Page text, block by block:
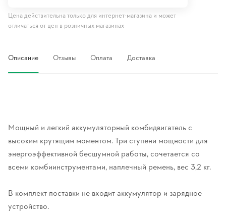
Цена действительна только для интернет-магазина и может
отличаться от цен в розничных магазинах
Описание Отзывы Оплата Доставка
Мощный и легкий аккумуляторный комбидвигатель с
высоким крутящим моментом. Три ступени мощности для
энергоэффективной бесшумной работы, сочетается со
всеми комбиинструментами, наплечный ремень, вес 3,2 кг.
В комплект поставки не входит аккумулятор и зарядное
устройство.